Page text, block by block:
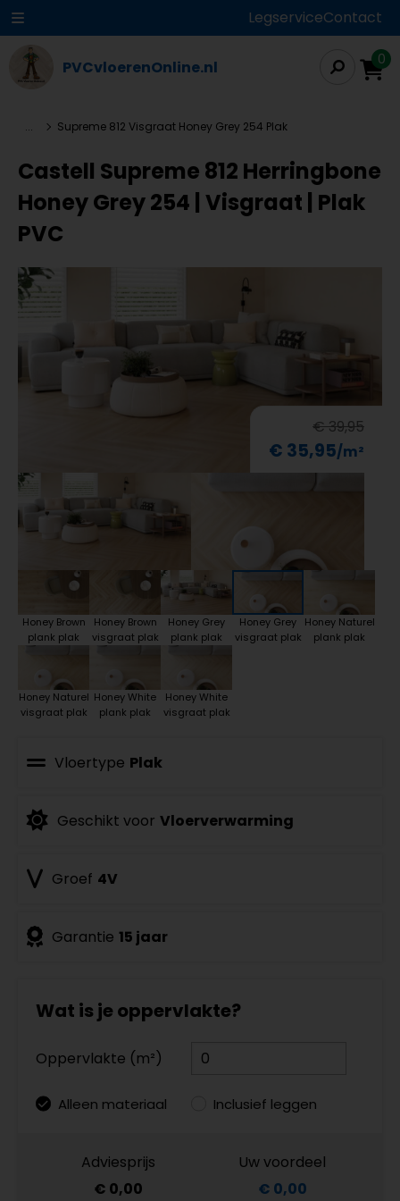
LegserviceContact
PVCvloerenOnline.nl 0
... Supreme 812 Visgraat Honey Grey 254 Plak
Castell Supreme 812 Herringbone
Honey Grey 254 | Visgraat | Plak
PVC
€ 39,95
€ 35,95
Honey Brown
plank plak
Honey Brown
visgraat plak
Honey Grey
plank plak
Honey Grey
visgraat plak
Honey Naturel
plank plak
Honey Naturel
visgraat plak
Honey White
plank plak
Honey White
visgraat plak
Vloertype Plak
Geschikt voor Vloerverwarming
Groef 4V
Garantie 15 jaar
Wat is je oppervlakte?
Oppervlakte (m²)
Alleen materiaal Inclusief leggen
Adviesprijs
€ 0,00
Uw voordeel
€ 0,00